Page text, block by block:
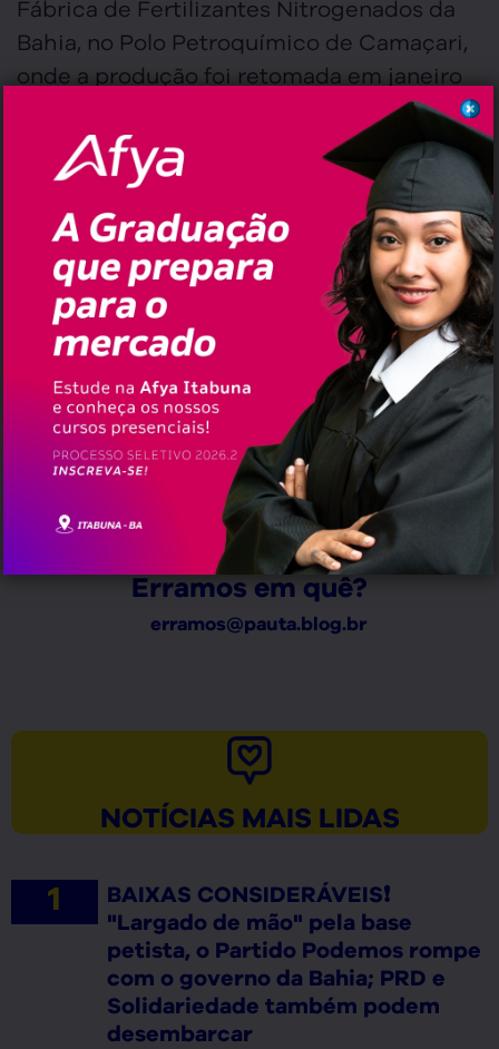
Fábrica de Fertilizantes Nitrogenados da
Bahia, no Polo Petroquímico de Camaçari,
onde a produção foi retomada em janeiro
de 2026 após investimento de R$ 100
milhões. A unidade possui capacidade
para produzir 1,3 mil toneladas diárias de
ureia, volume equivalente a cerca de 5% da
demanda nacional.
Facebook
Twitter
EmailWhatsApp
Bahia Política
Erramos em quê?
erramos@pauta.blog.br
NOTÍCIAS MAIS LIDAS
BAIXAS CONSIDERÁVEIS❗
"Largado de mão" pela base
petista, o Partido Podemos rompe
com o governo da Bahia; PRD e
Solidariedade também podem
desembarcar